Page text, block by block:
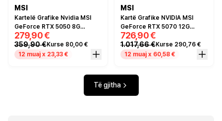
MSI
Kartelë Grafike Nvidia MSI
GeForce RTX 5050 8G
Shadow 2x OC BULK / 8GB
GDDR / 2535 MHz
279,90 €
359,90 €Kurse 80,00 €
12 muaj x 23,33 €
MSI
Kartë Grafike NVIDIA MSI
GeForce RTX 5070 12G
VENTUS 2X OC 12GB GDDR7
PCIe 5.0 Dual Fan - Zezë
726,90 €
1.017,66 €Kurse 290,76 €
12 muaj x 60,58 €
Të gjitha